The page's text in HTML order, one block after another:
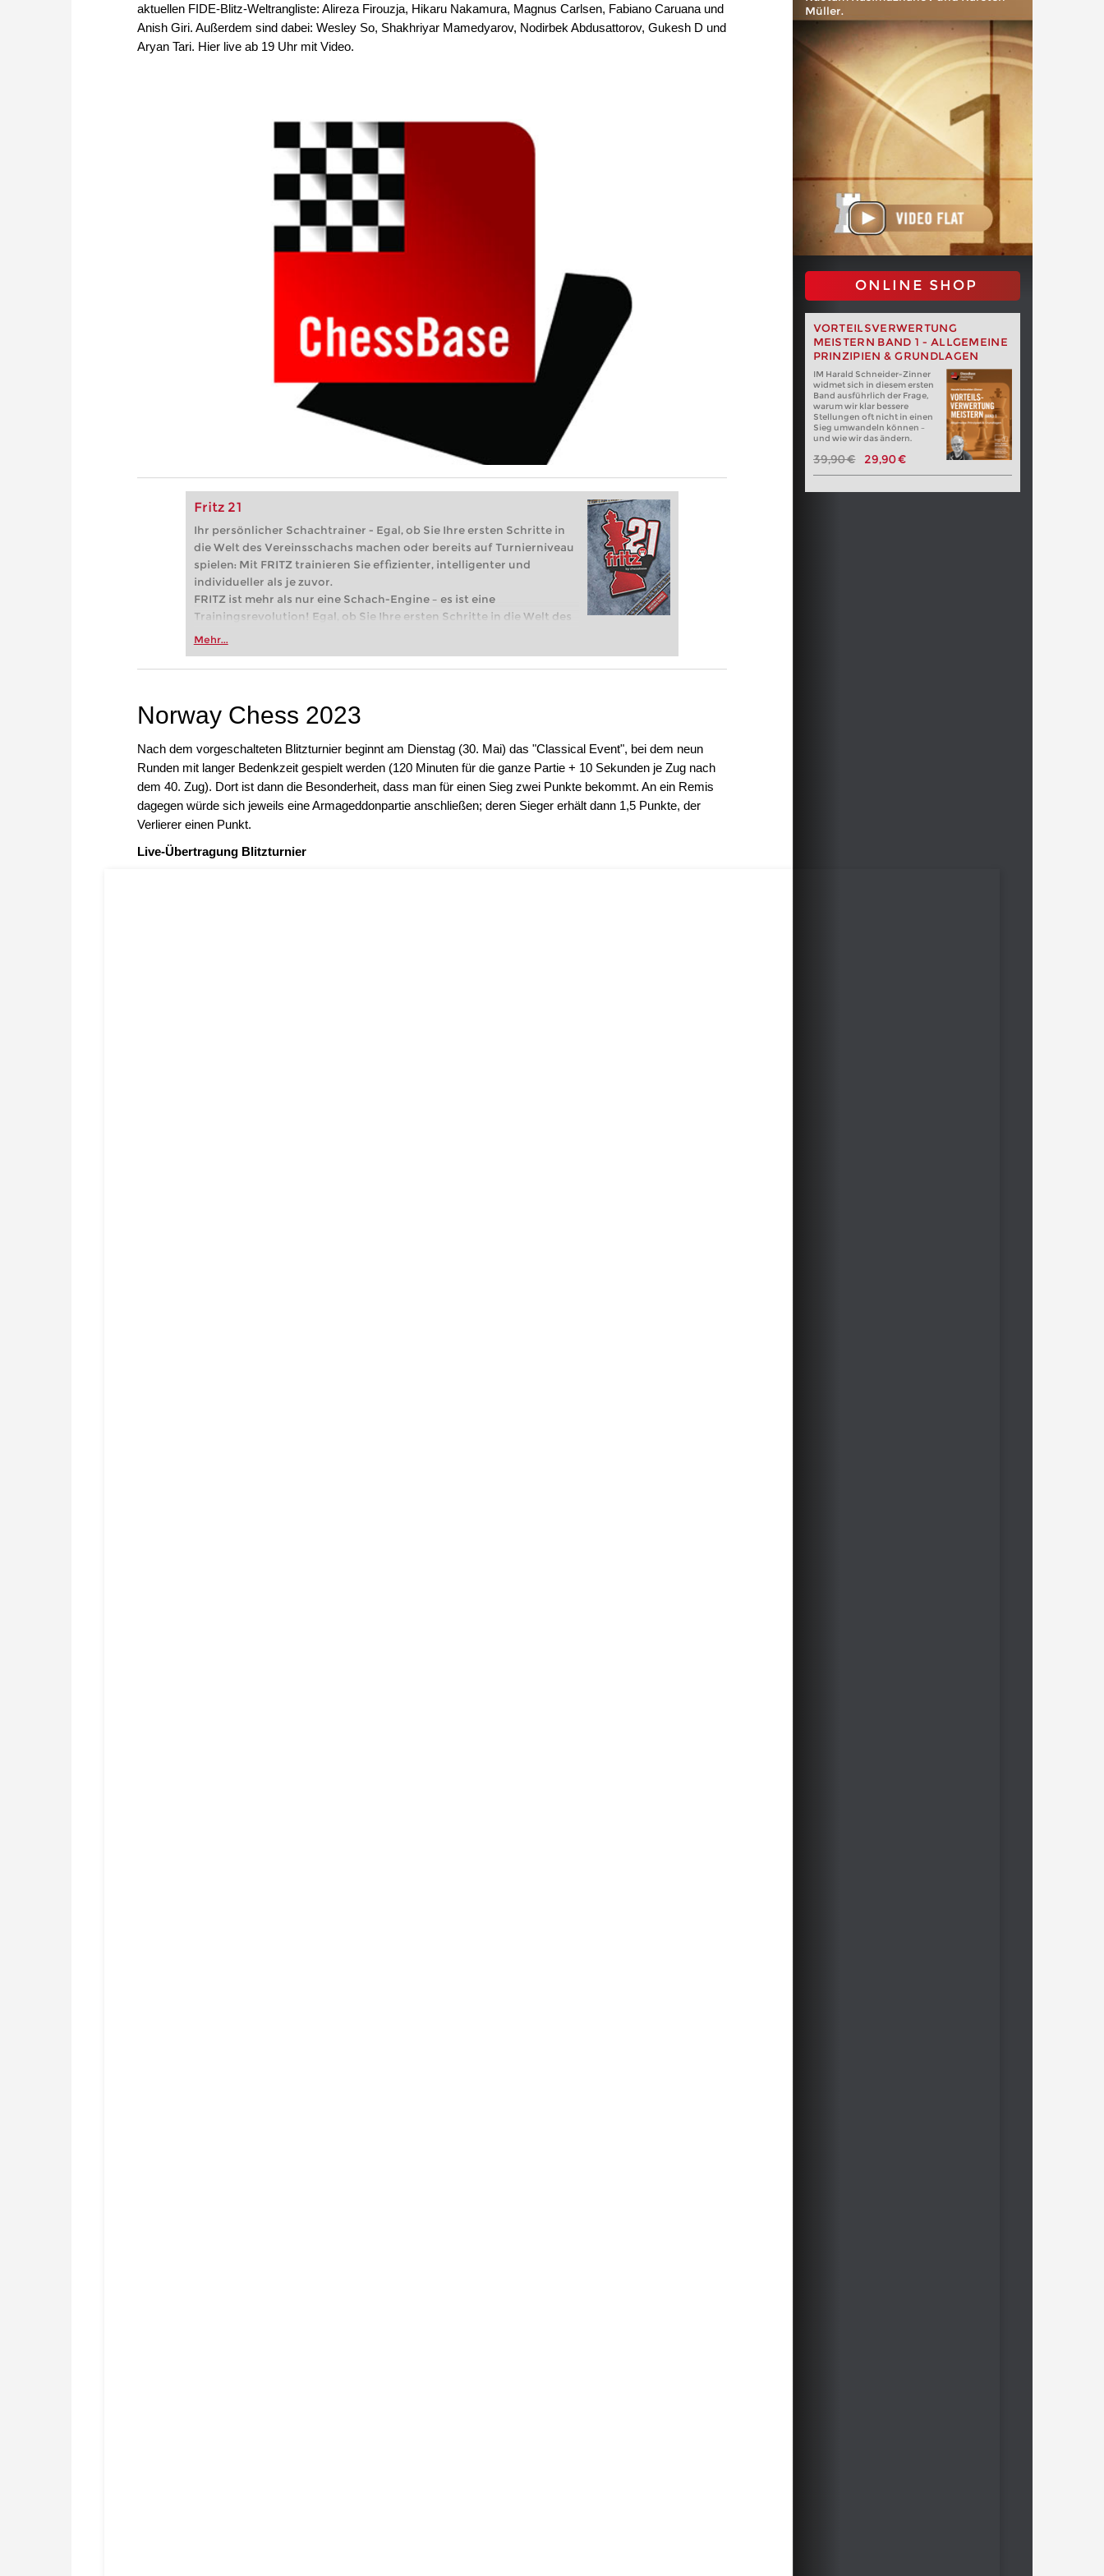
aktuellen FIDE-Blitz-Weltrangliste: Alireza Firouzja, Hikaru Nakamura, Magnus Carlsen, Fabiano Caruana und
Anish Giri. Außerdem sind dabei: Wesley So, Shakhriyar Mamedyarov, Nodirbek Abdusattorov, Gukesh D und
Aryan Tari. Hier live ab 19 Uhr mit Video.
Fritz 21
Ihr persönlicher Schachtrainer - Egal, ob Sie Ihre ersten Schritte in
die Welt des Vereinsschachs machen oder bereits auf Turnierniveau
spielen: Mit FRITZ trainieren Sie effizienter, intelligenter und
individueller als je zuvor.
FRITZ ist mehr als nur eine Schach-Engine – es ist eine
Trainingsrevolution! Egal, ob Sie Ihre ersten Schritte in die Welt des
Vereinsschachs machen oder bereits auf Turnierniveau spielen: Mit
zuvor.
Mehr...
Müller.
ONLINE SHOP
VORTEILSVERWERTUNG
MEISTERN BAND 1 - ALLGEMEINE
PRINZIPIEN & GRUNDLAGEN
IM Harald Schneider-Zinner
widmet sich in diesem ersten
Band ausführlich der Frage,
warum wir klar bessere
Stellungen oft nicht in einen
Sieg umwandeln können –
und wie wir das ändern.
39,90 € 29,90 €
Norway Chess 2023
Nach dem vorgeschalteten Blitzturnier beginnt am Dienstag (30. Mai) das "Classical Event", bei dem neun
Runden mit langer Bedenkzeit gespielt werden (120 Minuten für die ganze Partie + 10 Sekunden je Zug nach
dem 40. Zug). Dort ist dann die Besonderheit, dass man für einen Sieg zwei Punkte bekommt. An ein Remis
dagegen würde sich jeweils eine Armageddonpartie anschließen; deren Sieger erhält dann 1,5 Punkte, der
Verlierer einen Punkt.
Live-Übertragung Blitzturnier